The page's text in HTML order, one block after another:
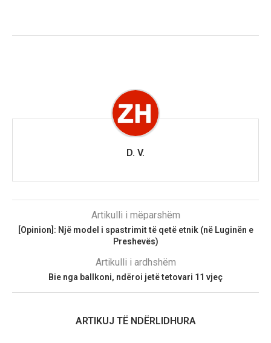
D. V.
Artikulli i mëparshëm
[Opinion]: Një model i spastrimit të qetë etnik (në Luginën e
Preshevës)
Artikulli i ardhshëm
Bie nga ballkoni, ndëroi jetë tetovari 11 vjeç
ARTIKUJ TË NDËRLIDHURA